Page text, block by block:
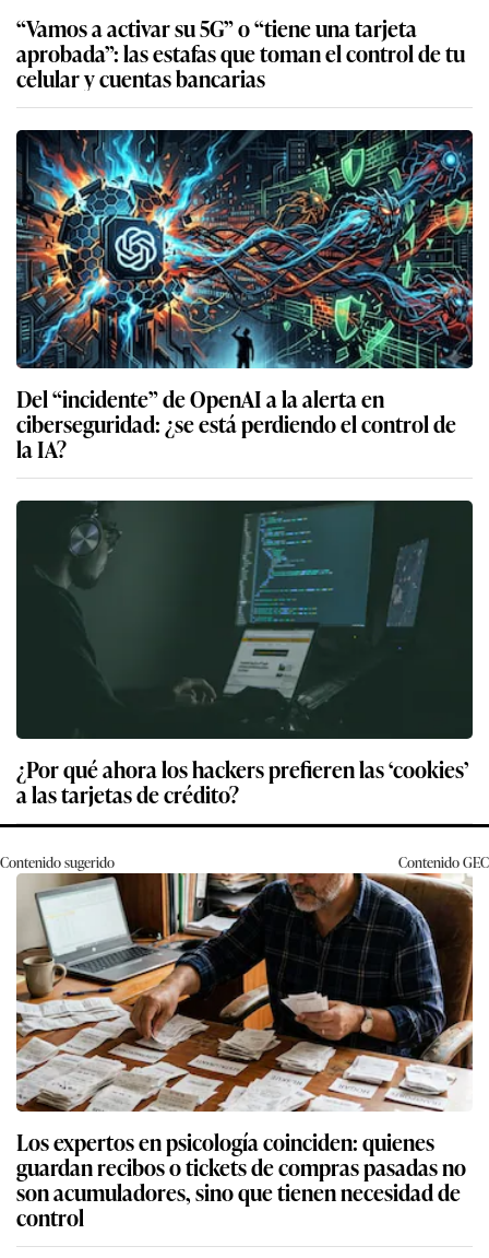
“Vamos a activar su 5G” o “tiene una tarjeta
aprobada”: las estafas que toman el control de tu
celular y cuentas bancarias
Del “incidente” de OpenAI a la alerta en
ciberseguridad: ¿se está perdiendo el control de
la IA?
¿Por qué ahora los hackers prefieren las ‘cookies’
a las tarjetas de crédito?
Contenido sugerido ContenidoGEC
Los expertos en psicología coinciden: quienes
guardan recibos o tickets de compras pasadas no
son acumuladores, sino que tienen necesidad de
control